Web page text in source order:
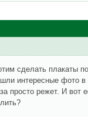
сделать плакаты
интересные фото
просто режет. И вот